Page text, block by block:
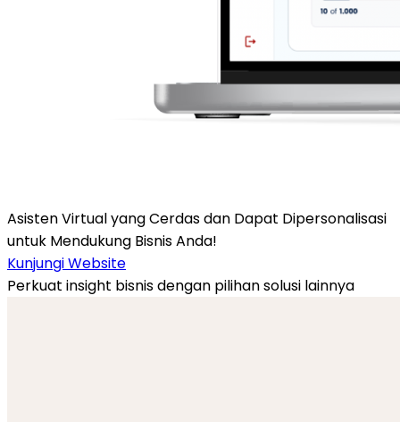
Asisten Virtualyang Cerdas dan Dapat Dipersonalisasi
untuk Mendukung Bisnis Anda!
Kunjungi Website
Perkuat insight bisnis dengan pilihan solusi lainnya